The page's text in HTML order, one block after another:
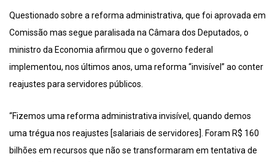
Questionado sobre a reforma administrativa, que foi aprovada em
Comissão mas segue paralisada na Câmara dos Deputados, o
ministro da Economia afirmou que o governo federal
implementou, nos últimos anos, uma reforma “invisível” ao conter
reajustes para servidores públicos.
“Fizemos uma reforma administrativa invisível, quando demos
uma trégua nos reajustes [salariais de servidores]. Foram R$ 160
bilhões em recursos que não se transformaram em tentativa de